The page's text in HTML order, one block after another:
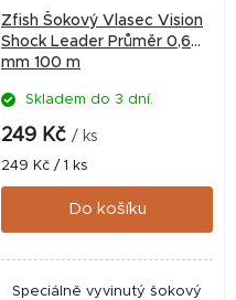
Zfish Šokový Vlasec Vision
Shock Leader Průměr 0,6
mm 100 m
Skladem do 3 dní.
249 Kč / ks
Měrná
cena:
249 Kč / 1 ks
Do košíku
Speciálně vyvinutý šokový